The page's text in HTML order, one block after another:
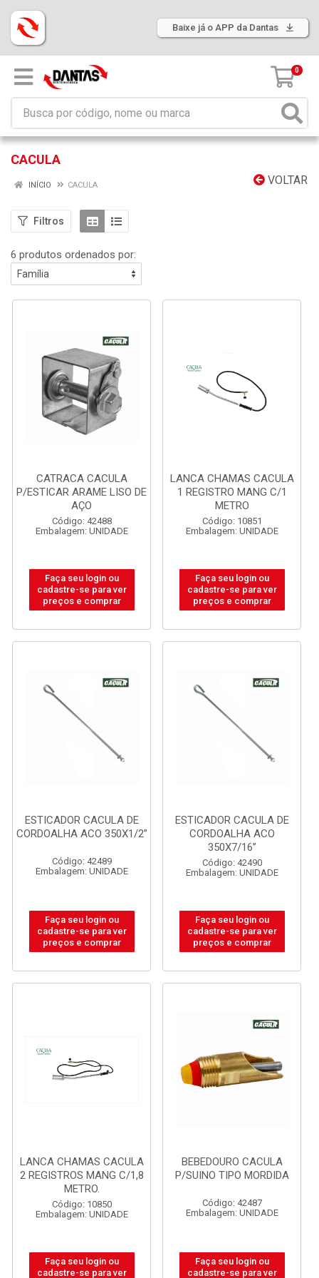
Baixe já o APP da Dantas
0
CACULA
VOLTAR
INÍCIO CACULA
Filtros
6 produtos ordenados por:
CATRACA CACULA
P/ESTICAR ARAME LISO DE
AÇO
Código: 42488
Embalagem: UNIDADE
Faça seu login ou
cadastre-se para ver
preços e comprar
LANCA CHAMAS CACULA
1 REGISTRO MANG C/1
METRO
Código: 10851
Embalagem: UNIDADE
Faça seu login ou
cadastre-se para ver
preços e comprar
ESTICADOR CACULA DE
CORDOALHA ACO 350X1/2”
Código: 42489
Embalagem: UNIDADE
Faça seu login ou
cadastre-se para ver
preços e comprar
ESTICADOR CACULA DE
CORDOALHA ACO
350X7/16”
Código: 42490
Embalagem: UNIDADE
Faça seu login ou
cadastre-se para ver
preços e comprar
LANCA CHAMAS CACULA
2 REGISTROS MANG C/1,8
METRO.
Código: 10850
Embalagem: UNIDADE
Faça seu login ou
cadastre-se para ver
BEBEDOURO CACULA
P/SUINO TIPO MORDIDA
Código: 42487
Embalagem: UNIDADE
Faça seu login ou
cadastre-se para ver